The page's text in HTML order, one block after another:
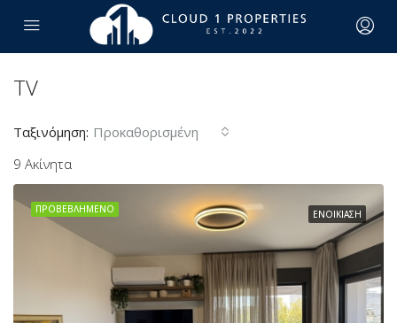
TV
9 Ακίνητα
Ταξινόμηση: Προκαθορισμένη
ΠΡΟΒΕΒΛΗΜΈΝΟ ΕΝΟΙΚΊΑΣΗ